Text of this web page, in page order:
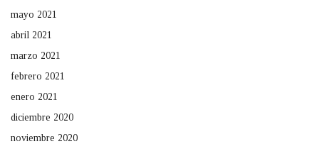
mayo 2021
abril 2021
marzo 2021
febrero 2021
enero 2021
diciembre 2020
noviembre 2020